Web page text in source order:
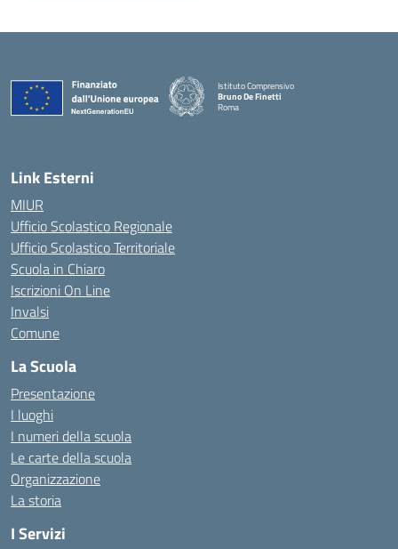
Istituto Comprensivo
Bruno De Finetti
Roma
Link Esterni
MIUR
Ufficio Scolastico Regionale
Ufficio Scolastico Territoriale
Scuola in Chiaro
Iscrizioni On Line
Invalsi
Comune
La Scuola
Presentazione
I luoghi
I numeri della scuola
Le carte della scuola
Organizzazione
La storia
I Servizi